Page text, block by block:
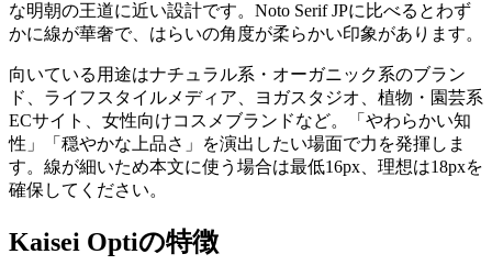
な明朝の王道に近い設計です。Noto Serif JPに比べるとわず
かに線が華奢で、はらいの角度が柔らかい印象があります。
向いている用途はナチュラル系・オーガニック系のブラン
ド、ライフスタイルメディア、ヨガスタジオ、植物・園芸系
ECサイト、女性向けコスメブランドなど。「やわらかい知
性」「穏やかな上品さ」を演出したい場面で力を発揮しま
す。線が細いため本文に使う場合は最低16px、理想は18pxを
確保してください。
Kaisei Optiの特徴